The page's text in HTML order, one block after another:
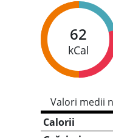
62
kCal
Valori medii
Calorii